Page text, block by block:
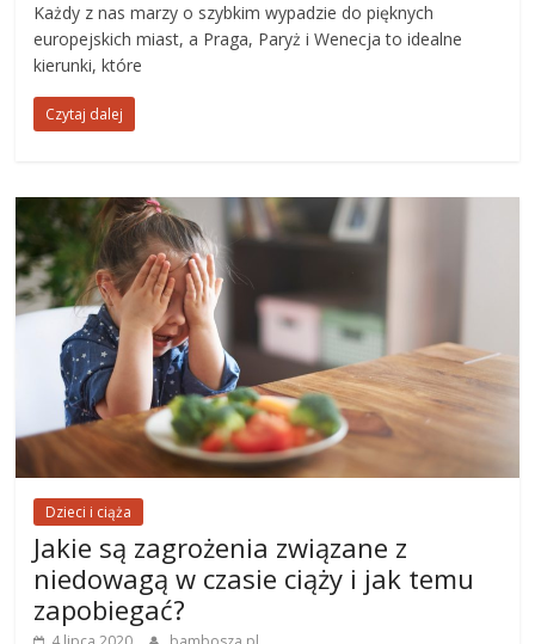
Każdy z nas marzy o szybkim wypadzie do pięknych
europejskich miast, a Praga, Paryż i Wenecja to idealne
kierunki, które
Czytaj dalej
Dzieci i ciąża
Jakie są zagrożenia związane z
niedowagą w czasie ciąży i jak temu
zapobiegać?